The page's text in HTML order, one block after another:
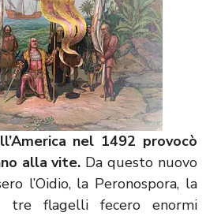
nel 1492 provocò
alla vite. Da questo nuovo
l’Oidio, la Peronospora, la
tre flagelli fecero enormi